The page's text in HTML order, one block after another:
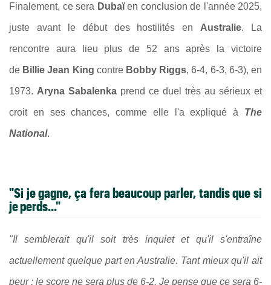
Finalement, ce sera Dubaïen conclusion de l'année 2025,
juste avant le début des hostilités en Australie. La
rencontre aura lieu plus de 52 ans après la victoire
de Billie Jean King contre Bobby Riggs, 6-4, 6-3, 6-3), en
1973. Aryna Sabalenka prend ce duel très au sérieux et
croit en ses chances, comme elle l'a expliqué à The
National.
"Si je gagne, ça fera beaucoup parler, tandis que si
je perds..."
"Il semblerait qu'il soit très inquiet et qu'il s'entraîne
actuellement quelque part en Australie. Tant mieux qu'il ait
peur ; le score ne sera plus de 6-2. Je pense que ce sera 6-